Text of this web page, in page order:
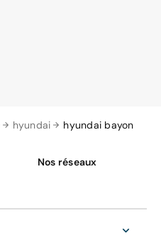
hyundai hyundai bayon
Nos réseaux